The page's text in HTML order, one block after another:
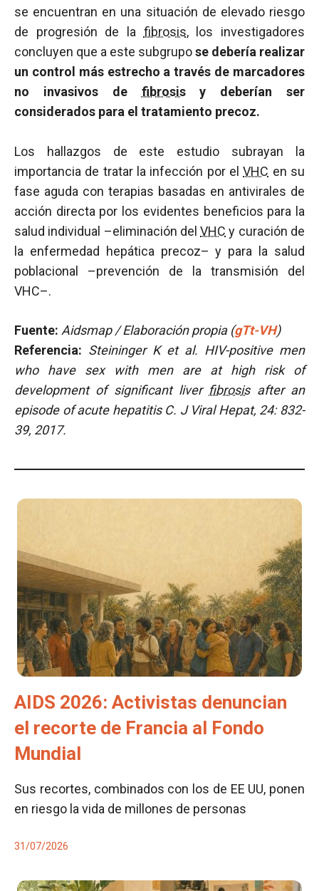
se encuentran en una situación de elevado riesgo
de progresión de la fibrosis, los investigadores
concluyen que a este subgrupose debería realizar
un control más estrecho a través de marcadores
no invasivos de fibrosisy deberían ser
considerados para el tratamiento precoz.
Los hallazgos de este estudio subrayan la
importancia de tratar la infección por elVHC en su
fase aguda con terapias basadas en antivirales de
acción directa por los evidentes beneficios para la
salud individual –eliminación delVHC y curación de
la enfermedad hepática precoz– y para la salud
poblacional –prevención de la transmisión del
VHC–.
Fuente: Aidsmap / Elaboración propia (gTt-VH)
Referencia: Steininger K et al. HIV-positive men
who have sex with men are at high risk of
development of significant liver fibrosisafter an
episode of acute hepatitis C. J Viral Hepat, 24: 832-
39, 2017.
AIDS 2026: Activistas denuncian
el recorte de Francia al Fondo
Mundial
Sus recortes, combinados con los de EE UU, ponen
en riesgo la vida de millones de personas
31/07/2026